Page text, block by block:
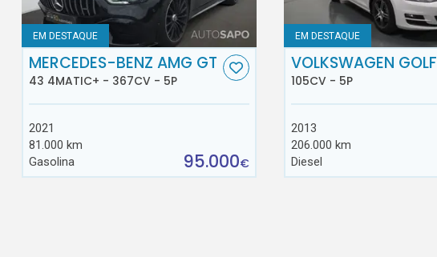
EM DESTAQUE
MERCEDES-BENZ AMG GT
43 4MATIC+ - 367CV - 5P
2021
81.000 km
Gasolina
95.000€
EM DESTAQUE
VOLKSWAGEN GOLF
105CV - 5P
2013
206.000 km
Diesel